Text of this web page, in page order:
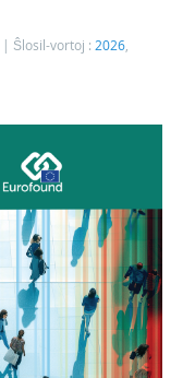
Ŝlosil-vortoj : 2026,